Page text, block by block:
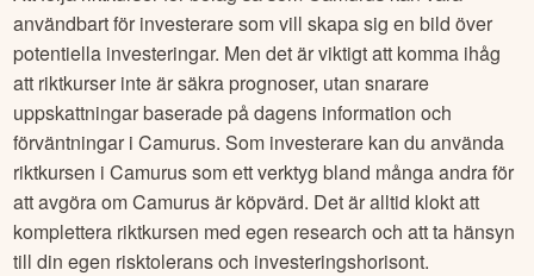
användbart för investerare som vill skapa sig en bild över
potentiella investeringar. Men det är viktigt att komma ihåg
att riktkurser inte är säkra prognoser, utan snarare
uppskattningar baserade på dagens information och
förväntningar iCamurus. Som investerare kan du använda
riktkursen iCamurussom ett verktyg bland många andra för
att avgöra omCamurusär köpvärd. Det är alltid klokt att
komplettera riktkursen med egen research och att ta hänsyn
till din egen risktolerans och investeringshorisont.